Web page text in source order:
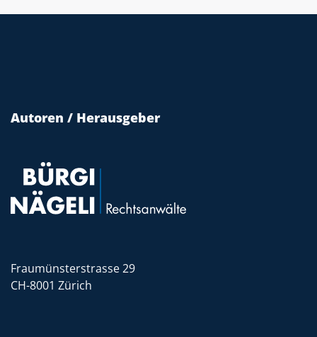
Autoren / Herausgeber
Fraumünsterstrasse 29
CH-8001 Zürich